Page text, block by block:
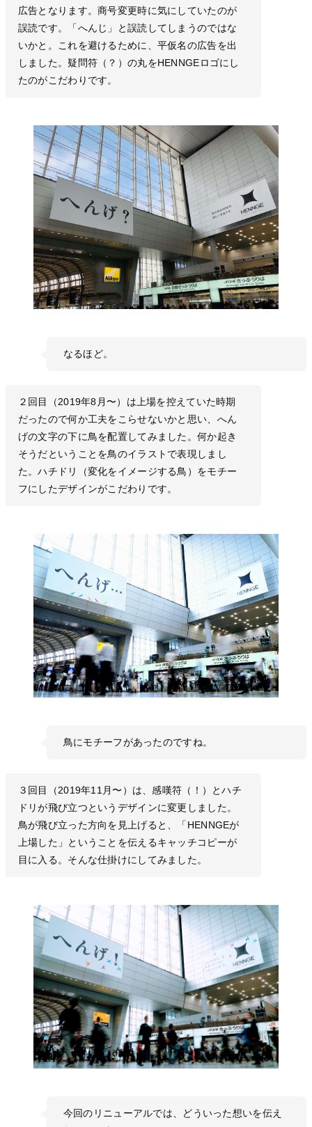
広告となります。商号変更時に気にしていたのが
誤読です。「へんじ」と誤読してしまうのではな
いかと。これを避けるために、平仮名の広告を出
しました。疑問符（？）の丸をHENNGEロゴにし
たのがこだわりです。
なるほど。
２回目（2019年8月〜）は上場を控えていた時期
だったので何か工夫をこらせないかと思い、へん
げの文字の下に鳥を配置してみました。何か起き
そうだということを鳥のイラストで表現しまし
た。ハチドリ（変化をイメージする鳥）をモチー
フにしたデザインがこだわりです。
鳥にモチーフがあったのですね。
３回目（2019年11月〜）は、感嘆符（！）とハチ
ドリが飛び立つというデザインに変更しました。
鳥が飛び立った方向を見上げると、「HENNGEが
上場した」ということを伝えるキャッチコピーが
目に入る。そんな仕掛けにしてみました。
今回のリニューアルでは、どういった想いを伝え